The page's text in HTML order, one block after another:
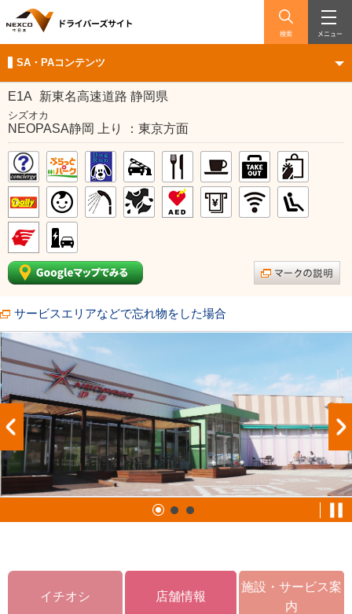
検索 メニュー
SA・PAコンテンツ
E1A 新東名高速道路 静岡県
シズオカ
NEOPASA静岡 上り ：東京方面
サービスエリアなどで忘れ物をした場合
イチオシ 店舗情報
施設・サービス案
内